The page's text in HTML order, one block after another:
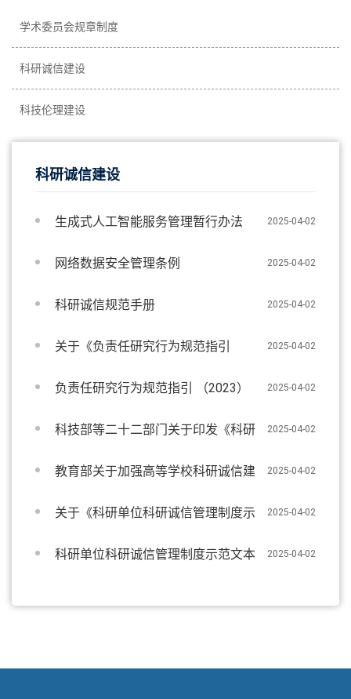
学术委员会规章制度
科研诚信建设
科技伦理建设
科研诚信建设
2025-04-02
生成式人工智能服务管理暂行办法
2025-04-02
网络数据安全管理条例
2025-04-02
科研诚信规范手册
2025-04-02
关于《负责任研究行为规范指引
2025-04-02
负责任研究行为规范指引 （2023）
2025-04-02
科技部等二十二部门关于印发《科研
2025-04-02
教育部关于加强高等学校科研诚信建
2025-04-02
关于《科研单位科研诚信管理制度示
2025-04-02
科研单位科研诚信管理制度示范文本